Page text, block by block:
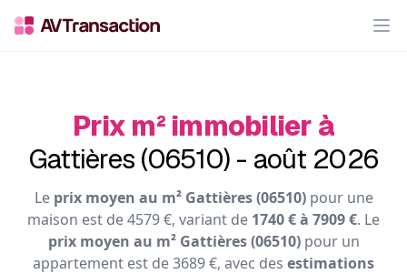
Prix m² immobilier à
Gattières (06510) - août 2026
Le prix moyen au m² Gattières (06510)pour une
maison est de 4579 €, variant de 1740 € à 7909 €. Le
prix moyen au m² Gattières (06510)pour un
appartement est de 3689 €, avec des estimations